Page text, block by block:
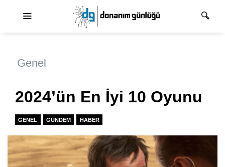
Genel
2024’ün En İyi 10 Oyunu
GENEL GUNDEM HABER